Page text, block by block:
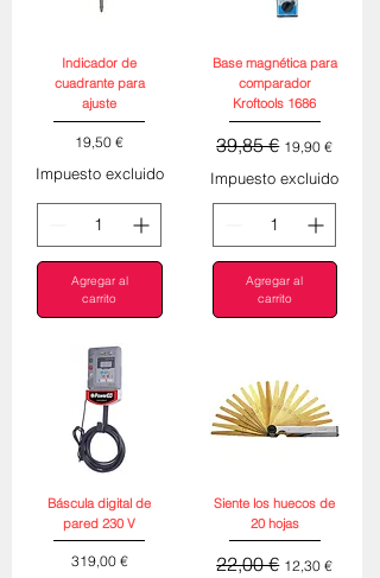
Indicador de
cuadrante para
ajuste
Precio
19,50 €
Impuesto excluido
Agregar al
carrito
Base magnética para
comparador
Kroftools 1686
Precio
39,85 € Precio de oferta
19,90 €
Impuesto excluido
Agregar al
carrito
Báscula digital de
pared 230 V
Precio
319,00 €
Siente los huecos de
20 hojas
Precio
22,00 € Precio de oferta
12,30 €